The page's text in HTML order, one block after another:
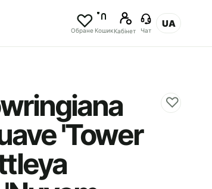
Обране Кошик Кабінет Чат
UA
'Tower
♡